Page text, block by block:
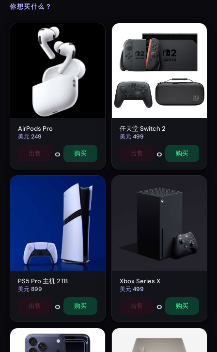
你想买什么？
AirPods Pro
美元249
出售 0 购买
任天堂 Switch 2
美元499
出售 0 购买
PS5 Pro 主机 2TB
美元899
出售 0 购买
Xbox Series X
美元499
出售 0 购买